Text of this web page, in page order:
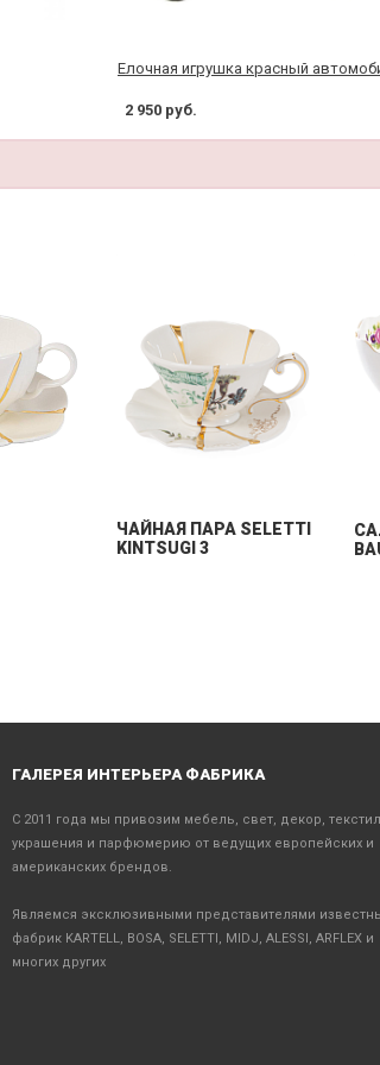
Елочная игрушка красный
2 950 руб.
ЧАЙНАЯ ПАРА SELETTI
KINTSUGI 3
ГАЛЕРЕЯ ИНТЕРЬЕРА ФАБРИКА
С 2011 года мы привозим мебель, свет, декор,
украшения и парфюмерию от ведущих европейских и
американских брендов.
Являемся эксклюзивными представителями
фабрик KARTELL, BOSA, SELETTI, MIDJ, ALESSI, ARFLEX и
многих других